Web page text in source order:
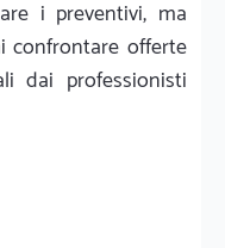
i preventivi, ma
confrontare offerte
dai professionisti